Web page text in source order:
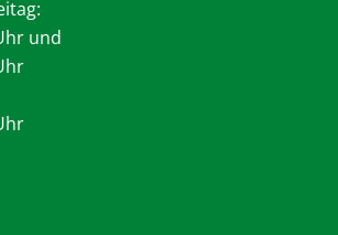
und